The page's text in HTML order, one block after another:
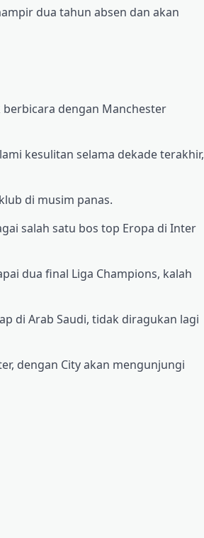
dua tahun absen dan akan
berbicara dengan Manchester
kesulitan selama dekade terakhir,
di musim panas.
salah satu bos top Eropa di Inter
dua final Liga Champions, kalah
di Arab Saudi, tidak diragukan lagi
dengan City akan mengunjungi